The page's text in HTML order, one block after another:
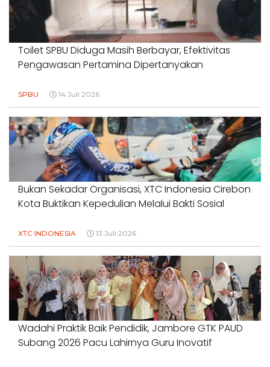
Toilet SPBU Diduga Masih Berbayar, Efektivitas
Pengawasan Pertamina Dipertanyakan
SPBU 14 Juli 2026
Bukan Sekadar Organisasi, XTC Indonesia Cirebon
Kota Buktikan Kepedulian Melalui Bakti Sosial
XTC INDONESIA 13 Juli 2026
Wadahi Praktik Baik Pendidik, Jambore GTK PAUD
Subang 2026 Pacu Lahirnya Guru Inovatif